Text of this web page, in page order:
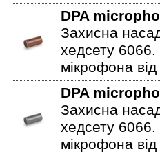
DPA
Захисна
хедсету 6066.
мікрофона
DPA
Захисна
хедсету 6066.
мікрофона